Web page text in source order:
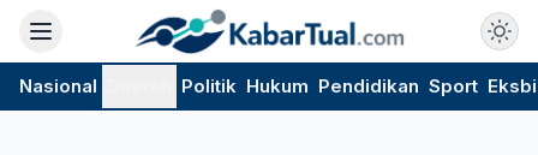
Nasional Politik Hukum Pendidikan Sport